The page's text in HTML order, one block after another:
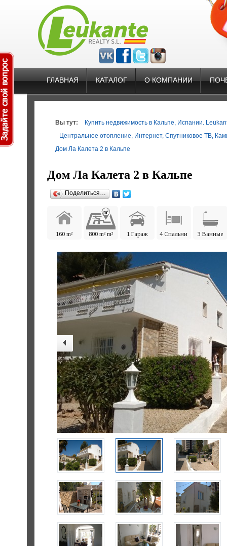
ГЛАВНАЯ КАТАЛОГ О КОМПАНИИ
Вы тут:
Купить недвижимость в Кальпе, Испании.
Центральное отопление, Интернет, Спутниковое ТВ,
Дом Ла Калета 2 в Кальпе
Дом Ла Калета 2 в Кальпе
Поделиться…
160 m² 800 m² m² 1 Гараж 4 Спальни 3 Ванные